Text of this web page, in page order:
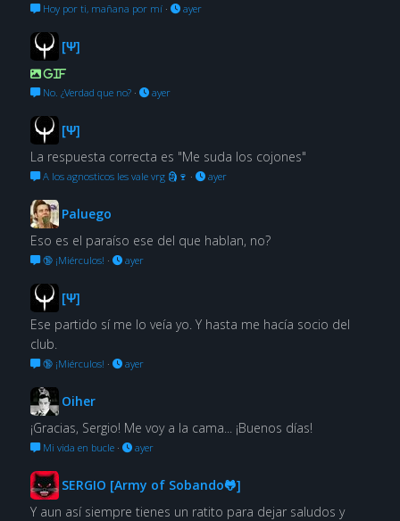
Hoy por ti, mañana por mí· ayer
[Ψ]
GIF
No. ¿Verdad que no?· ayer
[Ψ]
La respuesta correcta es "Me suda los cojones"
A los agnosticos les vale vrg 🗿🍷 · ayer
Paluego
Eso es el paraíso ese del que hablan, no?
🔞 ¡Miérculos! · ayer
[Ψ]
Ese partido sí me lo veía yo. Y hasta me hacía socio del
club.
🔞 ¡Miérculos! · ayer
Oiher
¡Gracias, Sergio! Me voy a la cama... ¡Buenos días!
Mi vida en bucle· ayer
SERGIO [Army of Sobando🐸]
Y aun así siempre tienes un ratito para dejar saludos y